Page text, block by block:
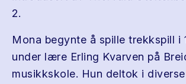
2.
Mona begynte å spille trekkspill i
under lære Erling Kvarven på
musikkskole. Hun deltok i diverse